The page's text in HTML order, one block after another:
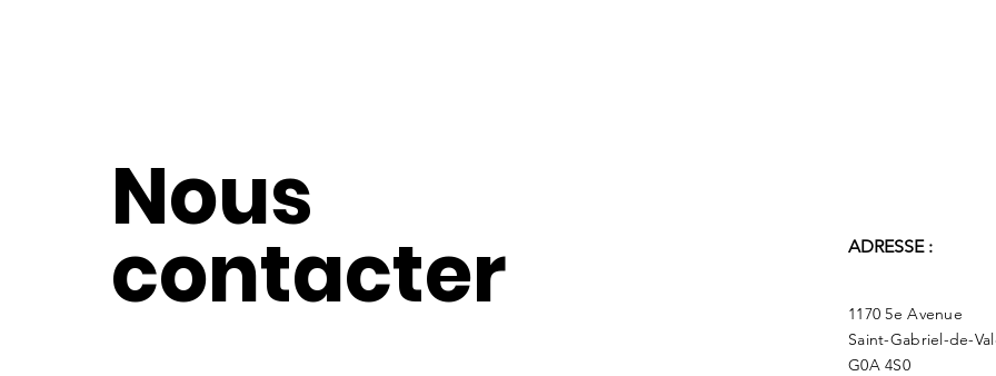
Nous
contacter ADRESSE :
1170 5e Avenue
Saint-Gabriel-de-
G0A 4S0